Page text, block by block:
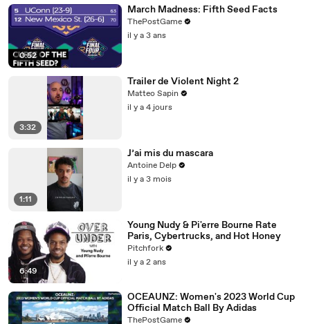
0:52
March Madness: Fifth Seed Facts
ThePostGame
il y a 3 ans
3:32
Trailer de Violent Night 2
Matteo Sapin
il y a 4 jours
1:11
J’ai mis du mascara
Antoine Delp
il y a 3 mois
6:49
Young Nudy & Pi'erre Bourne Rate
Paris, Cybertrucks, and Hot Honey
Pitchfork
il y a 2 ans
OCEAUNZ: Women's 2023 World Cup
Official Match Ball By Adidas
ThePostGame